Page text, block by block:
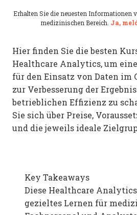
Erhalten Sie die neuesten Informationen
medizinischen Bereich. Ja,
Hier finden Sie die besten
Healthcare Analytics, um
für den Einsatz von Daten im
zur Verbesserung der
betrieblichen Effizienz zu
Sie sich über Preise,
und die jeweils ideale
Key Takeaways
Diese Healthcare
gezieltes Lernen für